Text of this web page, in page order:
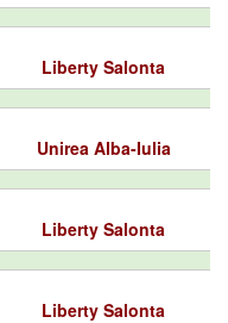
Liberty Salonta
Unirea Alba-Iulia
Liberty Salonta
Liberty Salonta